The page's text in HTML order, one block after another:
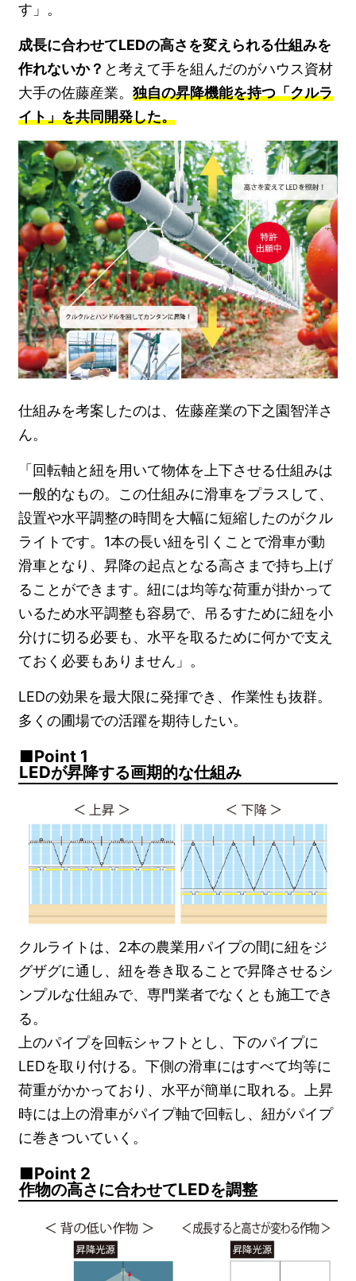
す」。
成長に合わせてLEDの高さを変えられる仕組みを
作れないか？ と考えて手を組んだのがハウス資材
大手の佐藤産業。独自の昇降機能を持つ「クルラ
イト」を共同開発した。
仕組みを考案したのは、佐藤産業の下之園智洋さ
ん。
「回転軸と紐を用いて物体を上下させる仕組みは
一般的なもの。この仕組みに滑車をプラスして、
設置や水平調整の時間を大幅に短縮したのがクル
ライトです。1本の長い紐を引くことで滑車が動
滑車となり、昇降の起点となる高さまで持ち上げ
ることができます。紐には均等な荷重が掛かって
いるため水平調整も容易で、吊るすために紐を小
分けに切る必要も、水平を取るために何かで支え
ておく必要もありません」。
LEDの効果を最大限に発揮でき、作業性も抜群。
多くの圃場での活躍を期待したい。
Point 1
LEDが昇降する画期的な仕組み
クルライトは、2本の農業用パイプの間に紐をジ
グザグに通し、紐を巻き取ることで昇降させるシ
ンプルな仕組みで、専門業者でなくとも施工でき
る。
上のパイプを回転シャフトとし、下のパイプに
LEDを取り付ける。下側の滑車にはすべて均等に
荷重がかかっており、水平が簡単に取れる。上昇
時には上の滑車がパイプ軸で回転し、紐がパイプ
に巻きついていく。
Point 2
作物の高さに合わせてLEDを調整